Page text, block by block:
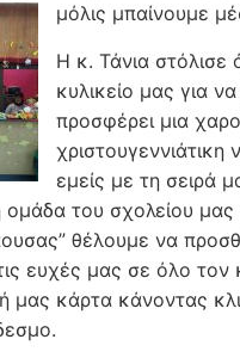
μόλις μπαίνουμε
Η κ. Τάνια στόλισε
κυλικείο μας για
προσφέρει μια
χριστουγεννιάτικη
εμείς με τη σειρά
ομάδα του σχολείου
θέλουμε να
ευχές μας σε όλο τον
μας κάρτα κάνοντας